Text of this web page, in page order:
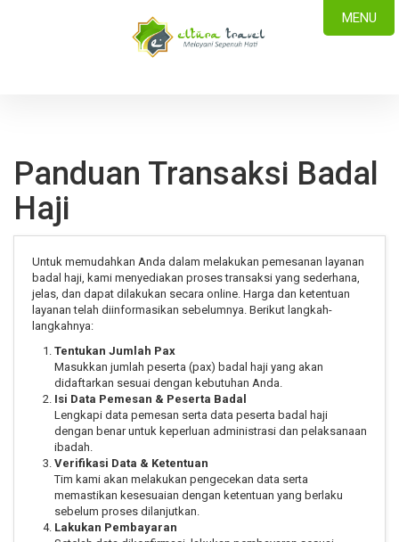
Panduan Transaksi Badal
Haji
Untuk memudahkan Anda dalam melakukan pemesanan layanan
badal haji, kami menyediakan proses transaksi yang sederhana,
jelas, dan dapat dilakukan secara online. Harga dan ketentuan
layanan telah diinformasikan sebelumnya. Berikut langkah-
langkahnya:
Tentukan Jumlah Pax
Masukkan jumlah peserta (pax) badal haji yang akan
didaftarkan sesuai dengan kebutuhan Anda.
Isi Data Pemesan & Peserta Badal
Lengkapi data pemesan serta data peserta badal haji
dengan benar untuk keperluan administrasi dan pelaksanaan
ibadah.
Verifikasi Data & Ketentuan
Tim kami akan melakukan pengecekan data serta
memastikan kesesuaian dengan ketentuan yang berlaku
sebelum proses dilanjutkan.
Lakukan Pembayaran
MENU